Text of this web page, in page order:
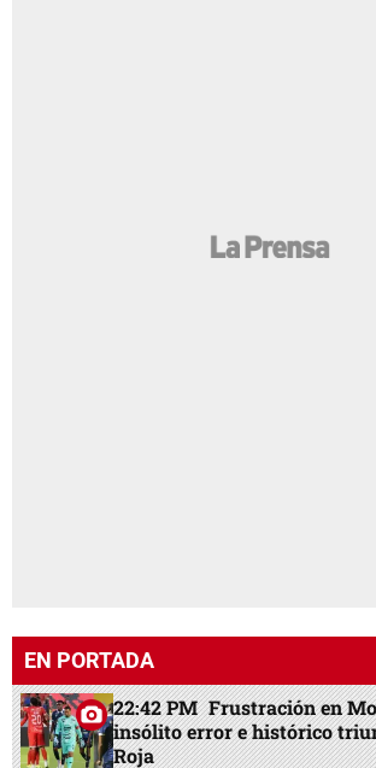
EN PORTADA
22:42 PM Frustración en
insólito error e histórico
Roja